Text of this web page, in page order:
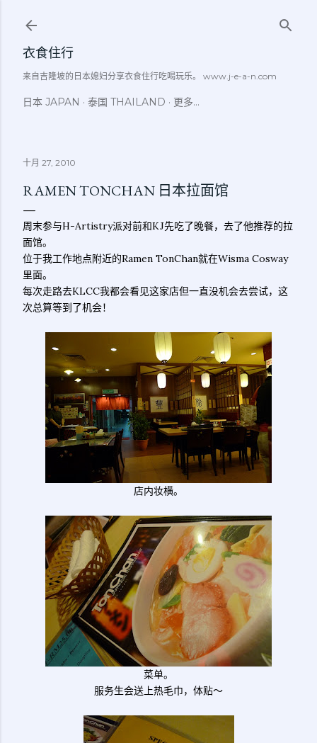
衣食住行
来自吉隆坡的日本媳妇分享衣食住行吃喝玩乐。 www.j-e-a-n.com
日本 JAPAN 泰国 THAILAND 更多…
十月 27, 2010
RAMEN TONCHAN 日本拉面馆
周末参与H-Artistry派对前和KJ先吃了晚餐，去了他推荐的拉
面馆。
位于我工作地点附近的Ramen TonChan就在Wisma Cosway
里面。
每次走路去KLCC我都会看见这家店但一直没机会去尝试，这
次总算等到了机会！
店内妆横。
菜单。
服务生会送上热毛巾，体贴～